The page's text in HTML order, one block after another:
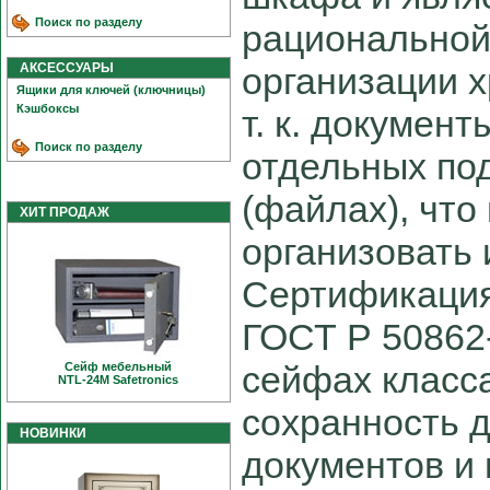
Поиск по разделу
АКСЕССУАРЫ
Ящики для ключей (ключницы)
Кэшбоксы
Поиск по разделу
ХИТ ПРОДАЖ
Сейф мебельный
NTL-24M Safetronics
НОВИНКИ
организации
т. к.
отдельных
(файлах), что
организовать
ГОСТ Р
сейфах
сохранность
документов и